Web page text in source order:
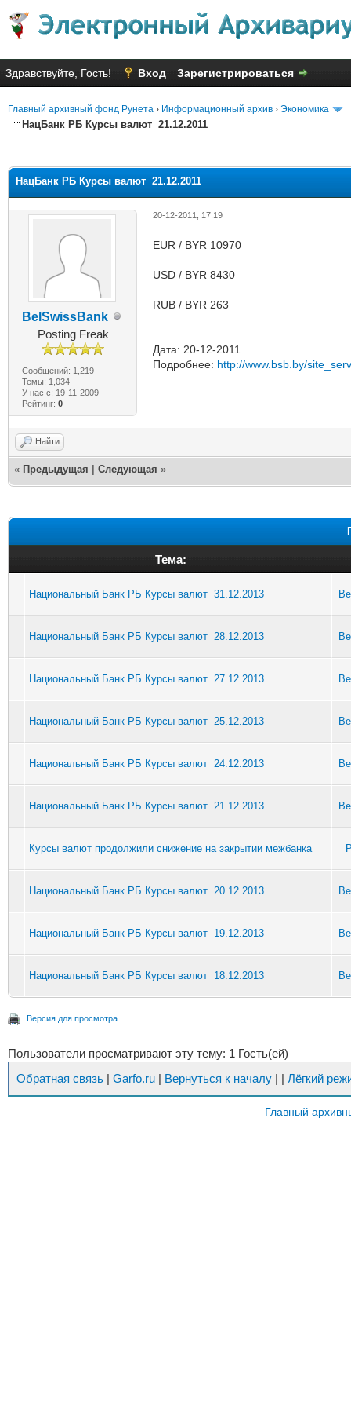
Здравствуйте, Гость! Вход Зарегистрироваться
Главный архивный фонд Рунета › Информационный архив › Экономика
НацБанк РБ Курсы валют 21.12.2011
НацБанк РБ Курсы валют 21.12.2011
BelSwissBank
Posting Freak
Сообщений: 1,219
Темы: 1,034
У нас с: 19-11-2009
Рейтинг: 0
20-12-2011, 17:19
EUR / BYR 10970
USD / BYR 8430
RUB / BYR 263
Дата: 20-12-2011
Подробнее: http://www.bsb.by/
Найти
« Предыдущая Следующая »
Тема:
Национальный Банк РБ Курсы валют 31.12.2013
Национальный Банк РБ Курсы валют 28.12.2013
Национальный Банк РБ Курсы валют 27.12.2013
Национальный Банк РБ Курсы валют 25.12.2013
Национальный Банк РБ Курсы валют 24.12.2013
Национальный Банк РБ Курсы валют 21.12.2013
Курсы валют продолжили снижение на закрытии межбанка
Национальный Банк РБ Курсы валют 20.12.2013
Национальный Банк РБ Курсы валют 19.12.2013
Национальный Банк РБ Курсы валют 18.12.2013
Версия для просмотра
Пользователи просматривают эту тему: 1 Гость(ей)
Обратная связь | Garfo.ru | Вернуться к началу | | Лёгкий
Главный